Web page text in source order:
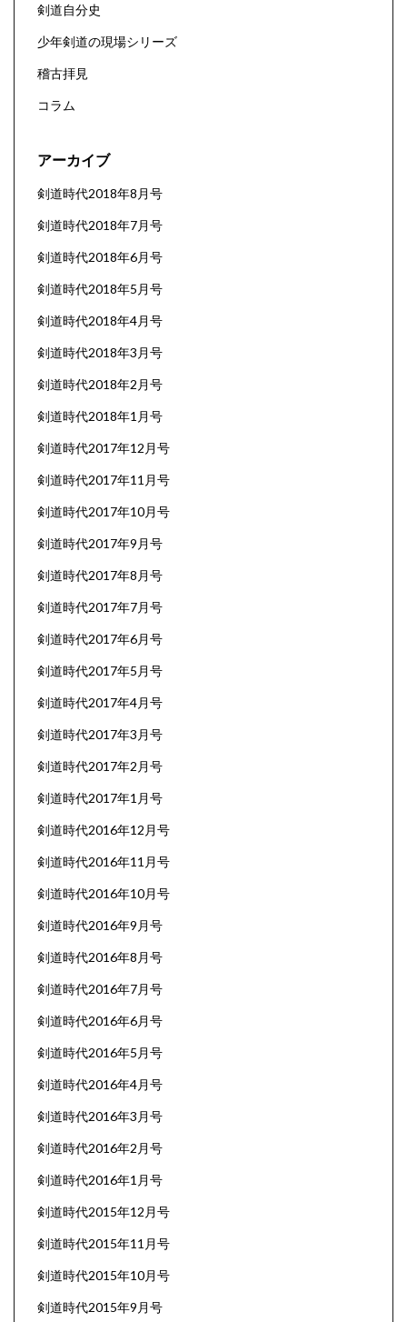
剣道自分史
少年剣道の現場シリーズ
稽古拝見
コラム
アーカイブ
剣道時代2018年8月号
剣道時代2018年7月号
剣道時代2018年6月号
剣道時代2018年5月号
剣道時代2018年4月号
剣道時代2018年3月号
剣道時代2018年2月号
剣道時代2018年1月号
剣道時代2017年12月号
剣道時代2017年11月号
剣道時代2017年10月号
剣道時代2017年9月号
剣道時代2017年8月号
剣道時代2017年7月号
剣道時代2017年6月号
剣道時代2017年5月号
剣道時代2017年4月号
剣道時代2017年3月号
剣道時代2017年2月号
剣道時代2017年1月号
剣道時代2016年12月号
剣道時代2016年11月号
剣道時代2016年10月号
剣道時代2016年9月号
剣道時代2016年8月号
剣道時代2016年7月号
剣道時代2016年6月号
剣道時代2016年5月号
剣道時代2016年4月号
剣道時代2016年3月号
剣道時代2016年2月号
剣道時代2016年1月号
剣道時代2015年12月号
剣道時代2015年11月号
剣道時代2015年10月号
剣道時代2015年9月号